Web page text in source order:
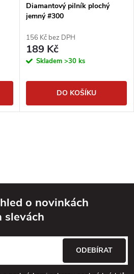
Diamantový pilník plochý
jemný #300
156 Kč bez DPH
189 Kč
Skladem >30 ks
DO KOŠÍKU
o novinkách
slevách
ODEBÍRAT